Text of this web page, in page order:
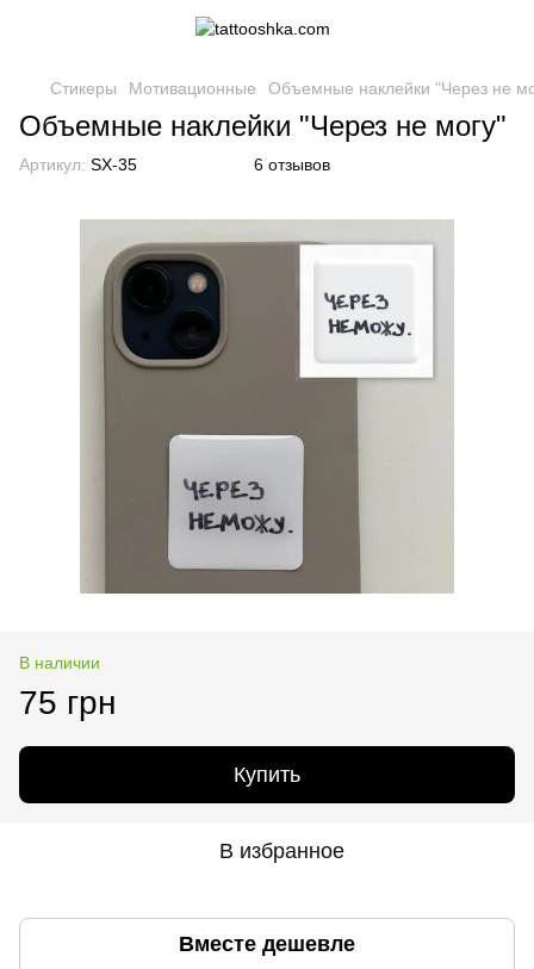
Стикеры Мотивационные Объемные наклейки "Через не
Объемные наклейки "Через не могу"
Артикул: SX-35 6 отзывов
В наличии
75 грн
Купить
В избранное
Вместе дешевле